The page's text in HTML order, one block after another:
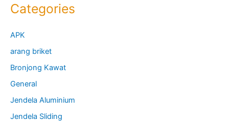
Categories
APK
arang briket
Bronjong Kawat
General
Jendela Aluminium
Jendela Sliding